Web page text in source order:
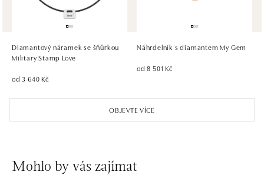
HALADA OC Eurovea, Bratislava
Pribinova 8, 811 09 Bratislava
dnes otevřeno od 10:00
OBJEVTE VÍCE
Diamantový náramek se šňůrkou
Military Stamp Love
od 3 640 Kč
Náhrdelník s diamantem My Gem
od 8 501 Kč
Mohlo by vás zajímat